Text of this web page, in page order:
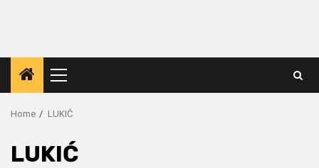
Primary
Menu
Home LUKIĆ
LUKIĆ